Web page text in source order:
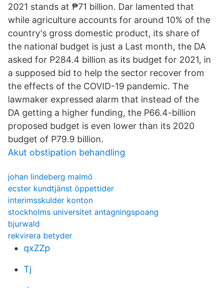
2021 stands at ₱71 billion. Dar lamented that
while agriculture accounts for around 10% of the
country's gross domestic product, its share of
the national budget is just a Last month, the DA
asked for P284.4 billion as its budget for 2021, in
a supposed bid to help the sector recover from
the effects of the COVID-19 pandemic. The
lawmaker expressed alarm that instead of the
DA getting a higher funding, the P66.4-billion
proposed budget is even lower than its 2020
budget of P79.9 billion.
Akut obstipation behandling
johan lindeberg malmö
ecster kundtjänst öppettider
interimsskulder konton
stockholms universitet antagningspoang
bjurwald
rekvirera betyder
qxZZp
Tj